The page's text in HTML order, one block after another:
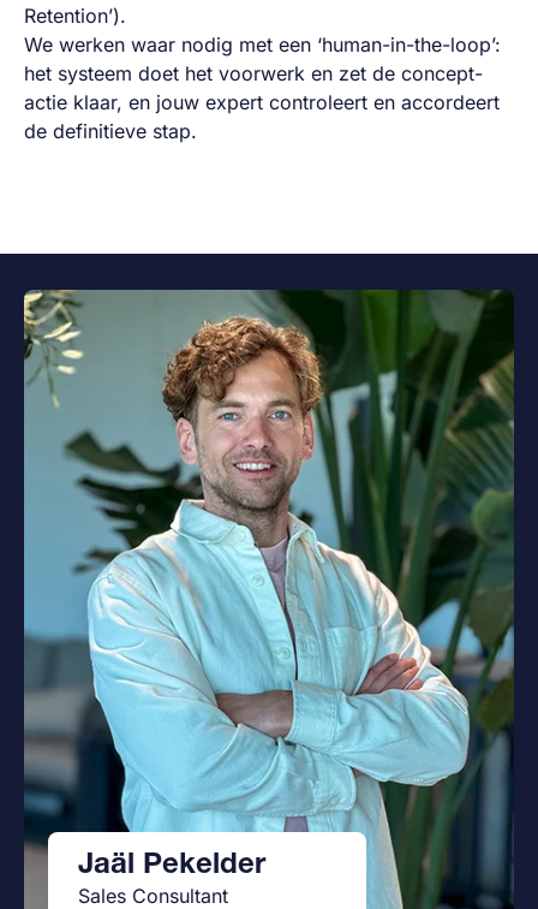
Retention’).
We werken waar nodig met een ‘human-in-the-loop’:
het systeem doet het voorwerk en zet de concept-
actie klaar, en jouw expert controleert en accordeert
de definitieve stap.
Jaäl Pekelder
Sales Consultant